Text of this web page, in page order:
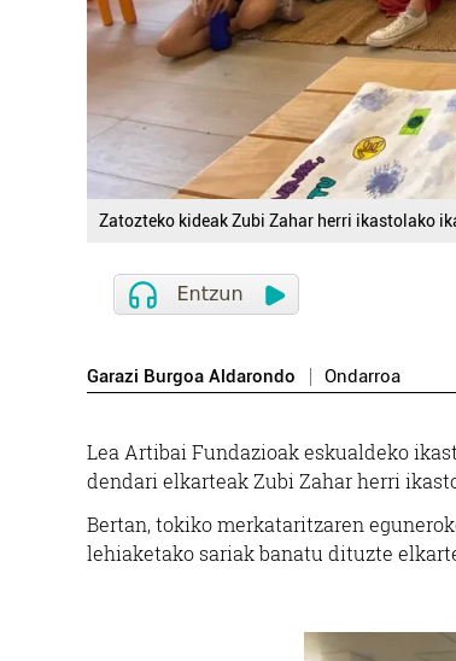
Zatozteko kideak Zubi Zahar herri ikastolako
Garazi Burgoa Aldarondo Ondarroa
Lea Artibai Fundazioak eskualdeko
dendari elkarteak Zubi Zahar herri
Bertan, tokiko merkataritzaren
lehiaketako sariak banatu dituzte